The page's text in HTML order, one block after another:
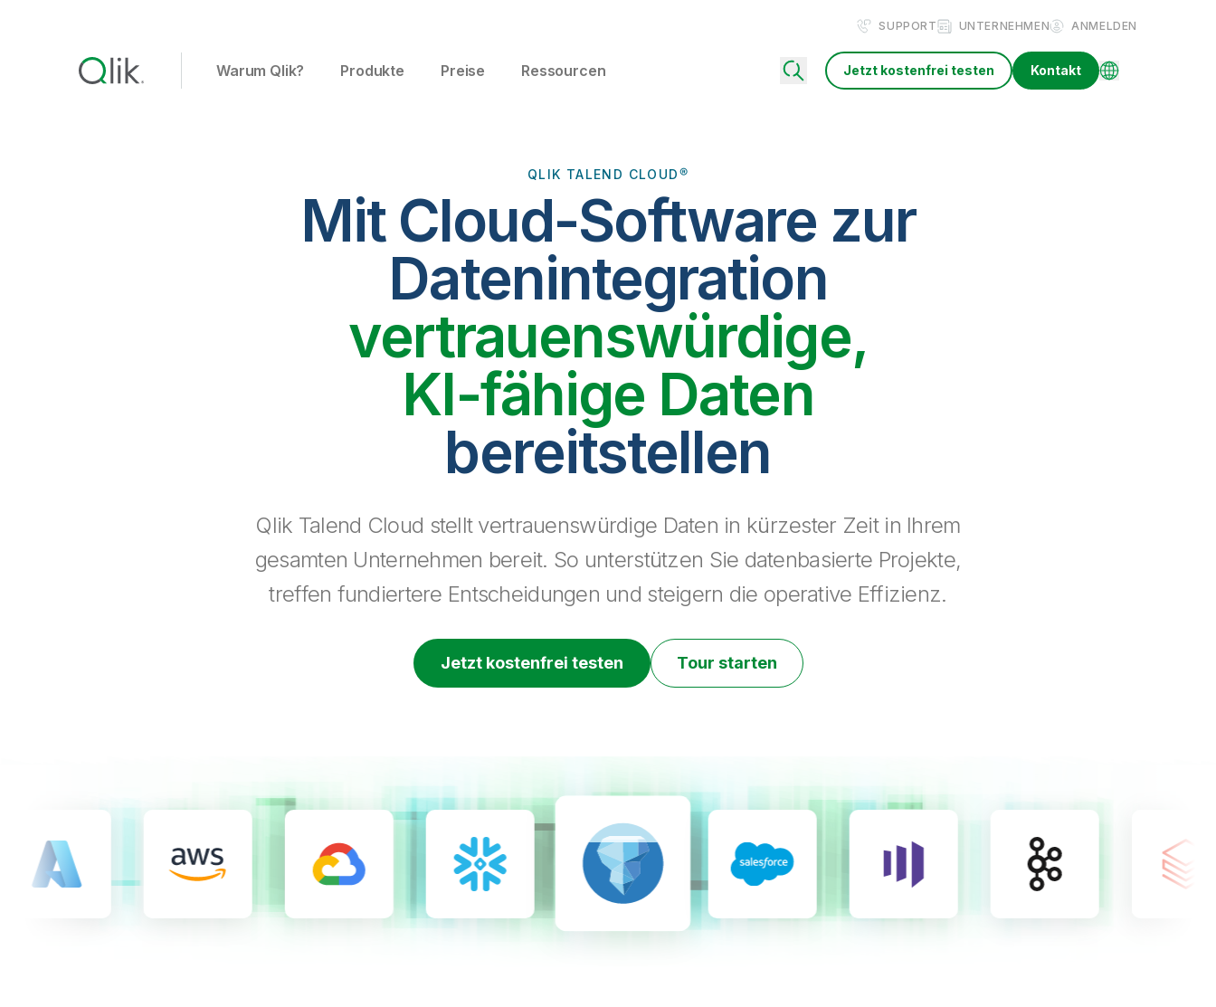
SUPPORT UNTERNEHMEN ANMELDEN
Warum Qlik? Produkte Preise Ressourcen Jetzt kostenfrei testen Kontakt
QLIK TALEND CLOUD®
Mit Cloud-Software zur
Datenintegration
vertrauenswürdige,
KI-fähige Daten
bereitstellen
Qlik Talend Cloud stellt vertrauenswürdige Daten in kürzester Zeit in Ihrem
gesamten Unternehmen bereit. So unterstützen Sie datenbasierte Projekte,
treffen fundiertere Entscheidungen und steigern die operative Effizienz.
Jetzt kostenfrei testen Tour starten